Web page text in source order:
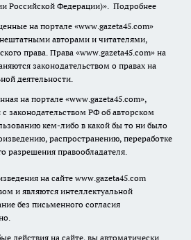
Российской Федерации)». Подробнее
на портале «www.gazeta45.com»
авторами и читателями,
права. Права «www.gazeta45.com» на
законодательством о правах на
деятельности.
на портале «www.gazeta45.com»,
с законодательством РФ об авторском
кем-либо в какой бы то ни было
распространению, переработке
разрешения правообладателя.
на сайте www.gazeta45.com
и являются интеллектуальной
без письменного согласия
действия на сайте, вы автоматически